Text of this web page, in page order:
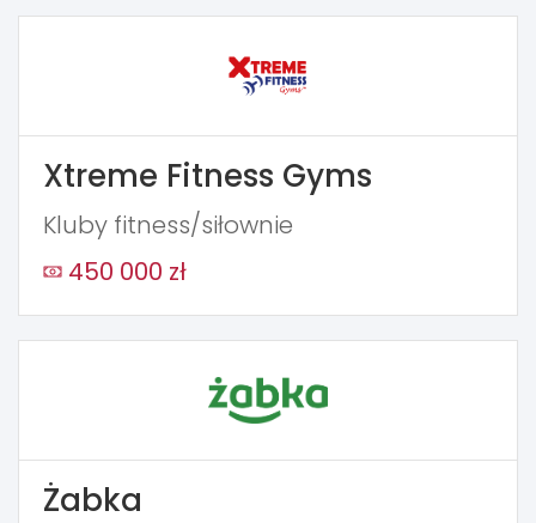
Xtreme Fitness Gyms
Kluby fitness/siłownie
450 000 zł
Żabka